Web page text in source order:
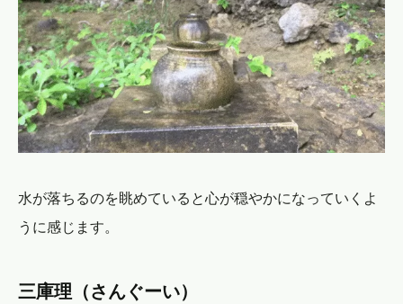
水が落ちるのを眺めていると心が穏やかになっていくよ
うに感じます。
三庫理（さんぐーい）